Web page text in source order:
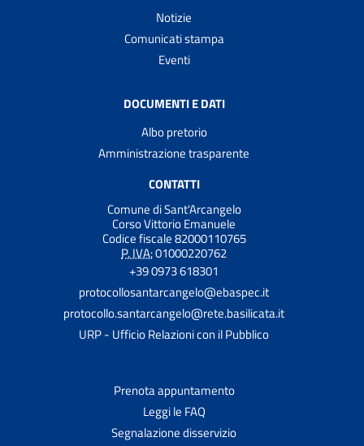
Notizie
Comunicati stampa
Eventi
DOCUMENTI E DATI
Albo pretorio
Amministrazione trasparente
CONTATTI
Comune di Sant'Arcangelo
Corso Vittorio Emanuele
Codice fiscale 82000110765
P. IVA:01000220762
+39 0973 618301
protocollosantarcangelo@ebaspec.it
protocollo.santarcangelo@rete.basilicata.it
URP - Ufficio Relazioni con il Pubblico
Prenota appuntamento
Leggi le FAQ
Segnalazione disservizio